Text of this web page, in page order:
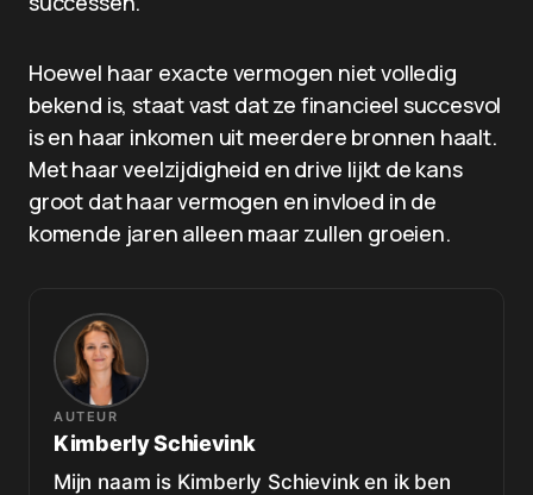
Hoewel haar exacte vermogen niet volledig
bekend is, staat vast dat ze financieel succesvol
is en haar inkomen uit meerdere bronnen haalt.
Met haar veelzijdigheid en drive lijkt de kans
groot dat haar vermogen en invloed in de
komende jaren alleen maar zullen groeien.
AUTEUR
Kimberly Schievink
Mijn naam is Kimberly Schievink en ik ben